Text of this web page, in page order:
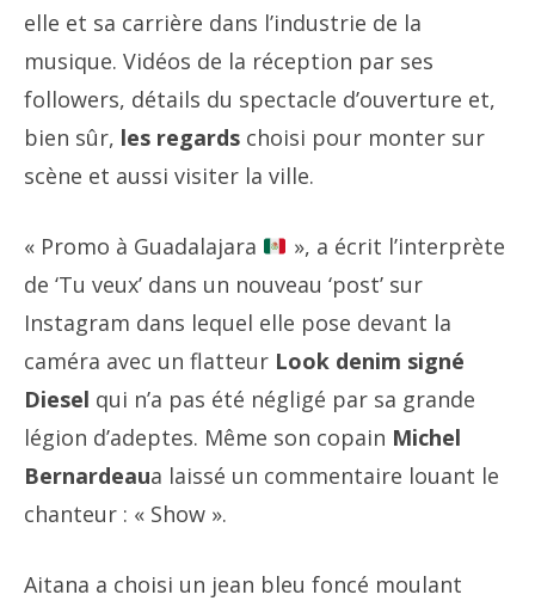
elle et sa carrière dans l’industrie de la
musique. Vidéos de la réception par ses
followers, détails du spectacle d’ouverture et,
bien sûr, les regards choisi pour monter sur
scène et aussi visiter la ville.
« Promo à Guadalajara
», a écrit l’interprète
de ‘Tu veux’ dans un nouveau ‘post’ sur
Instagram dans lequel elle pose devant la
caméra avec un flatteur Look denim signé
Diesel qui n’a pas été négligé par sa grande
légion d’adeptes. Même son copain Michel
Bernardeaua laissé un commentaire louant le
chanteur : « Show ».
Aitana a choisi un jean bleu foncé moulant